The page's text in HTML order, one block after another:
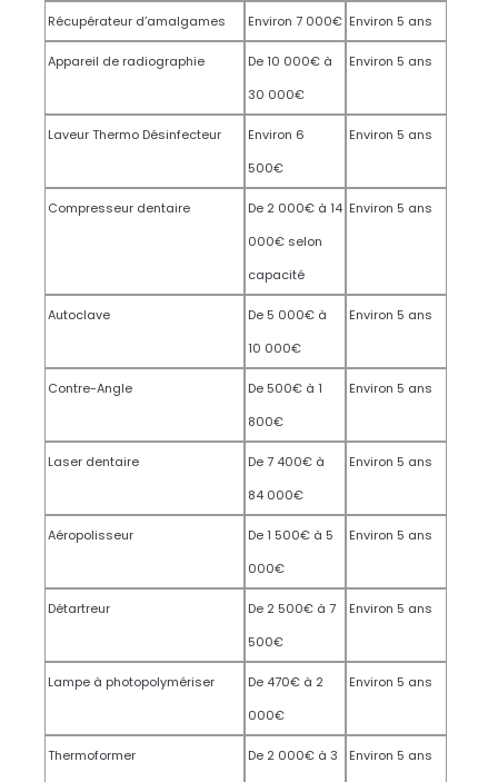
Récupérateur d’amalgames Environ 7 000€ Environ 5 ans
Appareil de radiographie
De 10 000€ à
30 000€
Environ 5 ans
Laveur Thermo Désinfecteur
Environ 6
500€
Environ 5 ans
Compresseur dentaire
De 2 000€ à 14
000€ selon
capacité
Environ 5 ans
Autoclave
De 5 000€ à
10 000€
Environ 5 ans
Contre-Angle
De 500€ à 1
800€
Environ 5 ans
Laser dentaire
De 7 400€ à
84 000€
Environ 5 ans
Aéropolisseur
De 1 500€ à 5
000€
Environ 5 ans
Détartreur
De 2 500€ à 7
500€
Environ 5 ans
Lampe à photopolymériser
De 470€ à 2
000€
Environ 5 ans
Thermoformer
De 2 000€ à 3
Environ 5 ans